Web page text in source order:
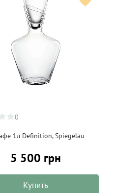
0
1л Definition, Spiegelau
5 500 грн
Купить